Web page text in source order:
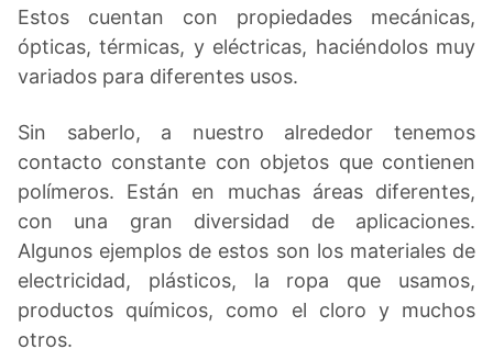
Estos cuentan con propiedades mecánicas,
ópticas, térmicas, y eléctricas, haciéndolos muy
variados para diferentes usos.
Sin saberlo, a nuestro alrededor tenemos
contacto constante con objetos que contienen
polímeros. Están en muchas áreas diferentes,
con una gran diversidad de aplicaciones.
Algunos ejemplos de estos son los materiales de
electricidad, plásticos, la ropa que usamos,
productos químicos, como el cloro y muchos
otros.